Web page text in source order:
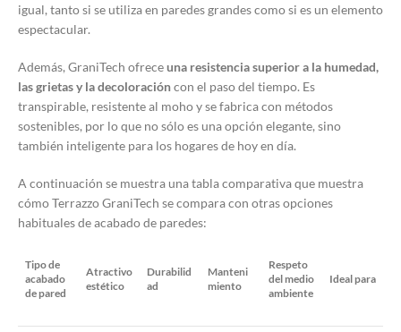
igual, tanto si se utiliza en paredes grandes como si es un elemento
espectacular.
Además, GraniTech ofreceuna resistencia superior a la humedad,
las grietas y la decoloracióncon el paso del tiempo. Es
transpirable, resistente al moho y se fabrica con métodos
sostenibles, por lo que no sólo es una opción elegante, sino
también inteligente para los hogares de hoy en día.
A continuación se muestra una tabla comparativa que muestra
cómo Terrazzo GraniTech se compara con otras opciones
habituales de acabado de paredes:
Tipo de
acabado
de pared
Atractivo
estético
Durabilid
ad
Manteni
miento
Respeto
del medio
ambiente
Ideal para